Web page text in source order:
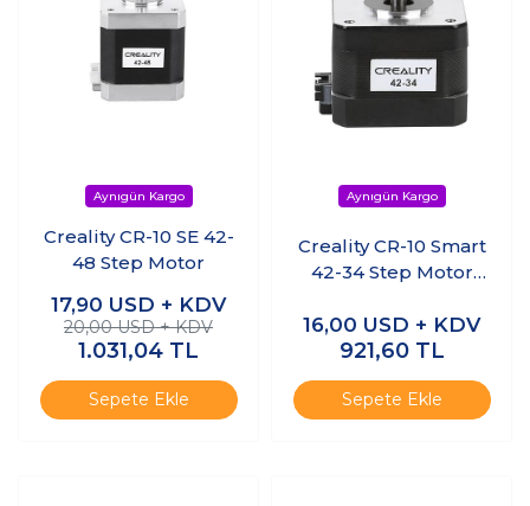
Creality CR-10 SE 42-
48 Step Motor
17,90 USD + KDV
20,00 USD + KDV
1.031,04 TL
Sepete Ekle
Creality CR-10 Smart
42-34 Step Motor
16,00 USD + KDV
921,60 TL
Sepete Ekle